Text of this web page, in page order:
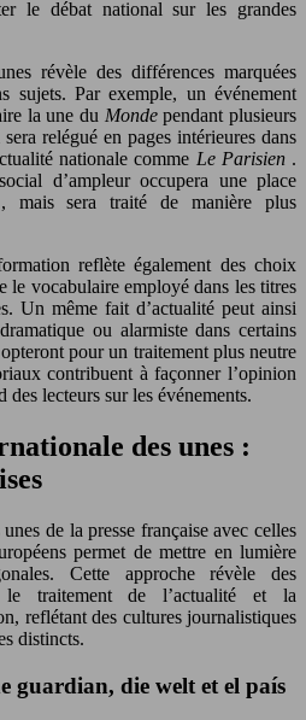
le débat national sur les grandes
révèle des différences marquées
sujets. Par exemple, un événement
la une du Mondependant plusieurs
relégué en pages intérieures dans
nationale comme Le Parisien .
d’ampleur occupera une place
, mais sera traité de manière plus
reflète également des choix
le vocabulaire employé dans les titres
Un même fait d’actualité peut ainsi
ou alarmiste dans certains
pour un traitement plus neutre
contribuent à façonner l’opinion
lecteurs sur les événements.
des unes :
de la presse française avec celles
permet de mettre en lumière
Cette approche révèle des
le traitement de l’actualité et la
reflétant des cultures journalistiques
distincts.
guardian, die welt et el país